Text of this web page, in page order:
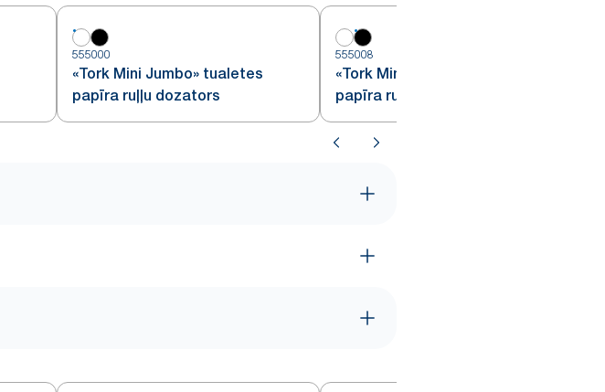
555000
«Tork Mini Jumbo» tualetes
papīra ruļļu dozators
555008
«Tork Mini Jumbo» tualetes
papīra ruļļu dozators